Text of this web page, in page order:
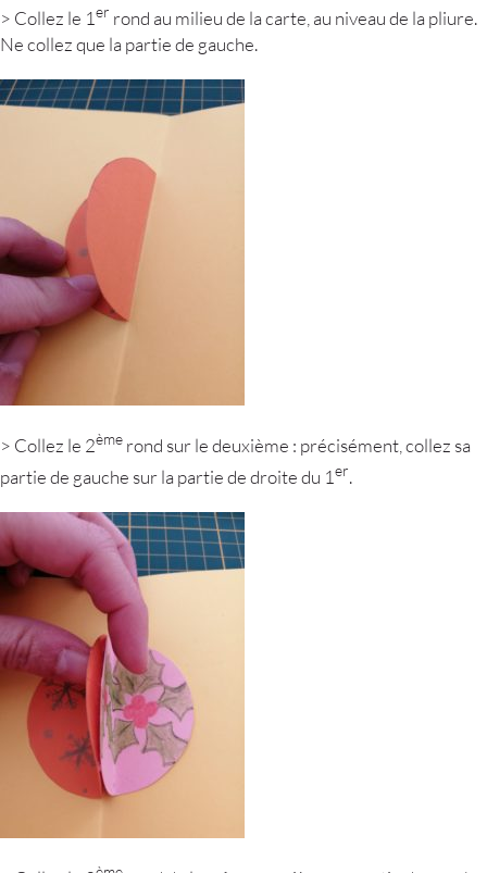
> Collez le 1er rond au milieu de la carte, au niveau de la pliure.
Ne collez que la partie de gauche.
> Collez le 2èmerond sur le deuxième : précisément, collez sa
partie de gauche sur la partie de droite du 1er.